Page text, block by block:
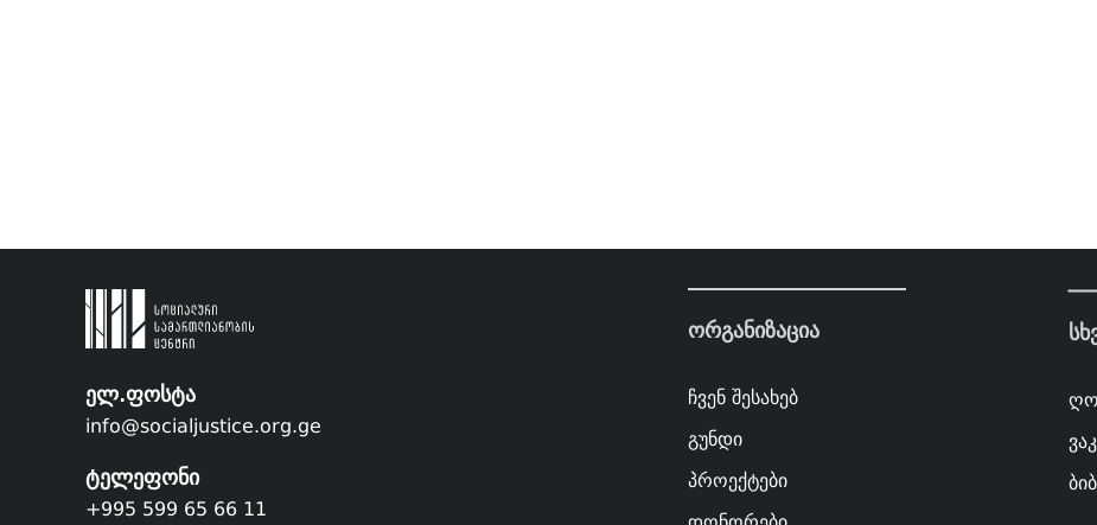
ელ.ფოსტა
info@socialjustice.org.ge
ტელეფონი
+995 599 65 66 11
ორგანიზაცია
ჩვენ შესახებ
გუნდი
პროექტები